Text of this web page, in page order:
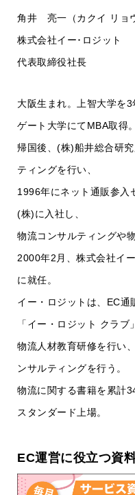
角井 亮一（カクイ リョ
株式会社イー･ロジット
代表取締役社長
大阪生まれ。上智大学を
ゲート大学にてMBA取得。
帰国後、(株)船井総合研
ティングを行い、
1996年にネット通販参入
(株)に入社し、
物流コンサルティングや
2000年2月、株式会社イ
に就任。
イー・ロジットは、EC通
「イー・ロジット クラブ
物流人材教育研修を行い
ンサルティングを行う。
物流に関する書籍を累計
スタンダード上場。
EC運営に役立つ資